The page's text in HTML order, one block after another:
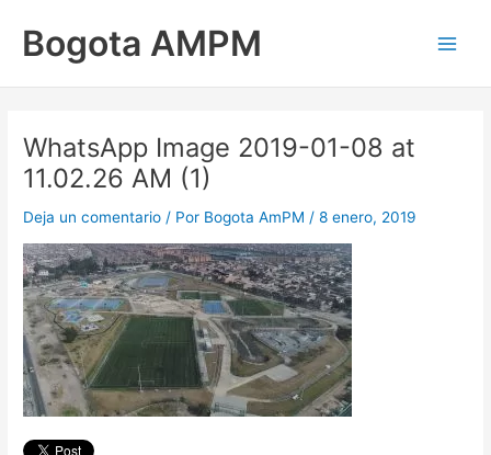
contenido
Bogota AMPM
WhatsApp Image 2019-01-08 at
11.02.26 AM (1)
Deja un comentario / Por Bogota AmPM /8 enero, 2019